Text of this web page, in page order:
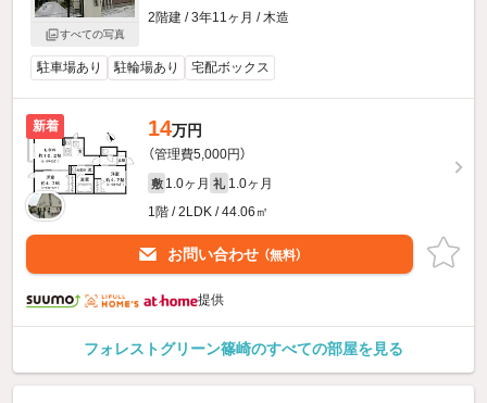
すべての写真
2階建 / 3年11ヶ月 / 木造
駐車場あり 駐輪場あり 宅配ボックス
新着 14万円
（管理費5,000円）
敷 1.0ヶ月 礼 1.0ヶ月
1階 / 2LDK / 44.06㎡
お問い合わせ （無料）
提供
フォレストグリーン篠崎のすべての部屋を見る